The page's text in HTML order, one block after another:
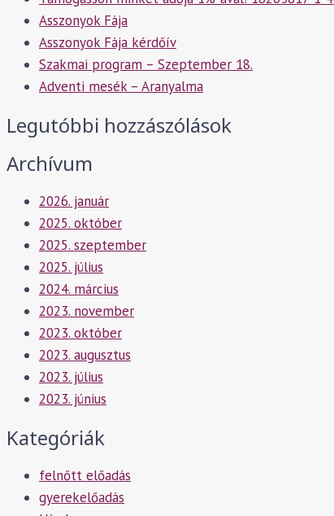
Asszonyok Fája
Asszonyok Fája kérdőív
Szakmai program – Szeptember 18.
Adventi mesék – Aranyalma
Legutóbbi hozzászólások
Archívum
2026. január
2025. október
2025. szeptember
2025. július
2024. március
2023. november
2023. október
2023. augusztus
2023. július
2023. június
Kategóriák
felnőtt előadás
gyerekelőadás